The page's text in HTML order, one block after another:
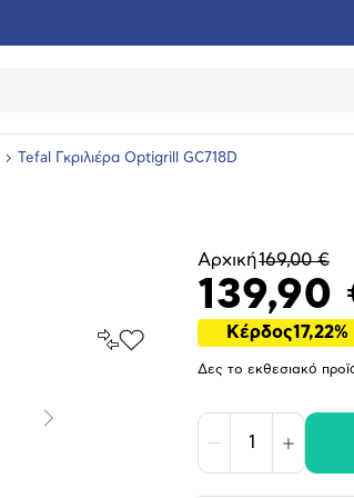
Tefal Γκριλιέρα Optigrill GC718D
Σύγκρινέ
Προσθήκη
Επόμενο
Αρχική169,00 €
139,90
Κέρδος17,22%
Δες το εκθεσιακό
Μείωση Αύξηση